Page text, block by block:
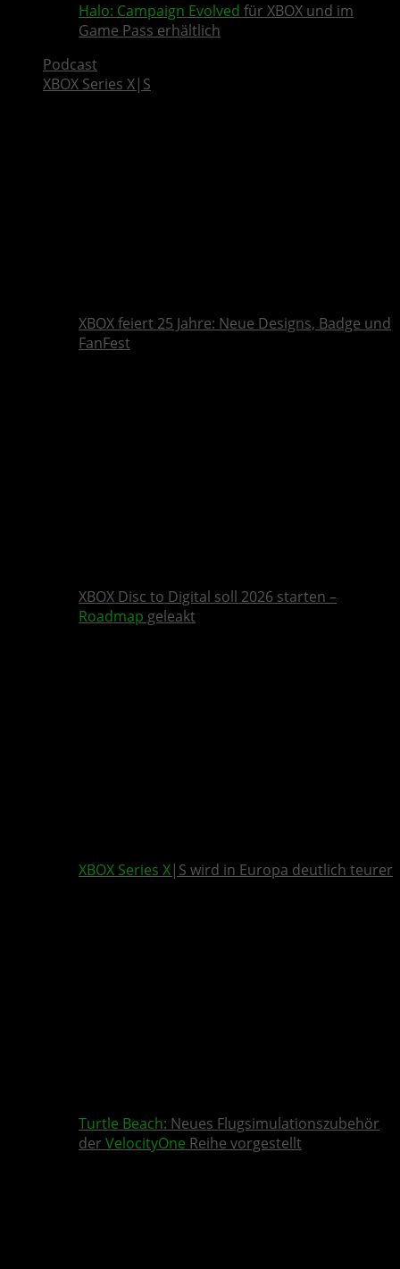
Halo: Campaign Evolved für XBOX und im
Game Pass erhältlich
Podcast
XBOX Series X|S
XBOX feiert 25 Jahre: Neue Designs, Badge und
FanFest
XBOX Disc to Digital soll 2026 starten –
Roadmap geleakt
XBOX Series X|S wird in Europa deutlich teurer
Turtle Beach: Neues Flugsimulationszubehör
der VelocityOne Reihe vorgestellt